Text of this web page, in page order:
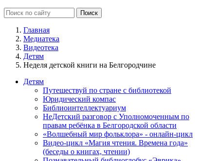
Главная
Медиатека
Видеотека
Детям
Неделя детской книги на Белгородчине
Детям
Путешествуй по стране с библиотекой
Юридический компас
Библиоинтеллектуариум
НеДетский разговор с Уполномоченным по
правам ребёнка в Белгородской области
«Волшебный мир фольклора» - онлайн-цикл
Видео-цикл «Магия чтения. Времена года»
(беседы о книгах, чтении)